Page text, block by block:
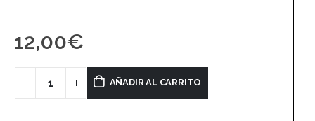
12,00€
AÑADIR AL CARRITO